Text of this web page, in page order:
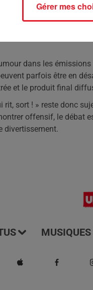
différente. Il
et limiter sa
à recadrer
dans les
parfois être en
et le produit final
sort ! » reste donc
offensif, le débat
divertissement.
MUSIQUES
Gérer mes